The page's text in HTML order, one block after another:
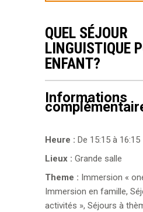
LES EXPOSANTS
PLUS
QUEL SÉJOUR
LINGUISTIQUE
ENFANT?
Informations
Heure :De 15:15 à 16:15
Lieux :Grande salle
Theme : Immersion «
Immersion en famille,
activités », Séjours à